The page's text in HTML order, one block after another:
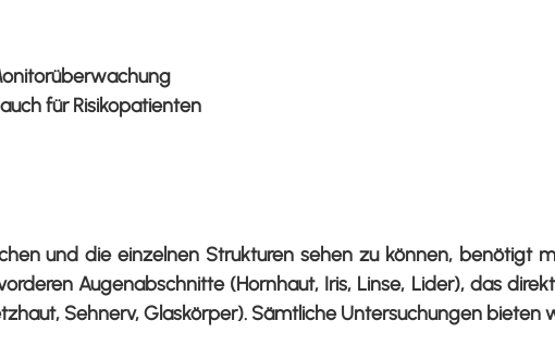
für Risikopatienten
und die einzelnen Strukturen sehen zu können, benötigt
Augenabschnitte (Hornhaut, Iris, Linse, Lider), das
Sehnerv, Glaskörper). Sämtliche Untersuchungen bieten